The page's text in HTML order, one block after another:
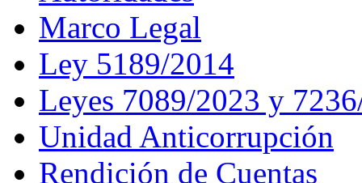
Marco Legal
Ley 5189/2014
Leyes 7089/2023 y
Unidad Anticorrupción
Rendición de Cuentas